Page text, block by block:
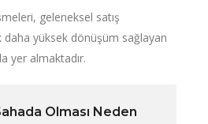
geleneksel satış
yüksek dönüşüm sağlayan
yer almaktadır.
Olması Neden